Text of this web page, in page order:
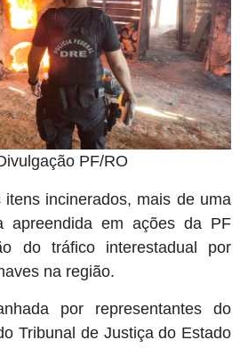
PF/RO
incinerados, mais de uma
apreendida em ações da PF
do tráfico interestadual por
na região.
por representantes do
Tribunal de Justiça do Estado